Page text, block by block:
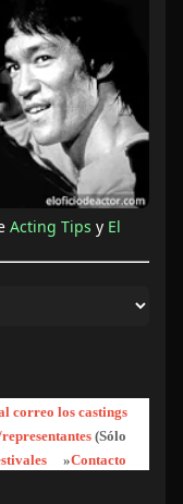
Acting Tips y El
correo los castings
(Sólo
»Contacto